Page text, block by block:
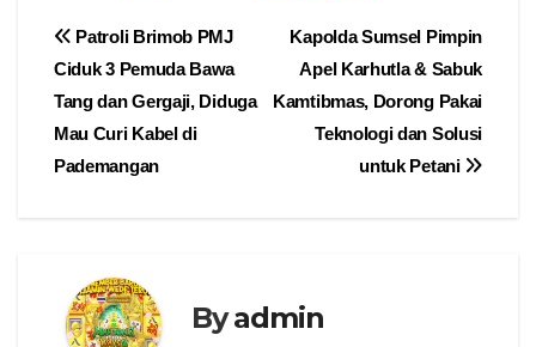
Navigasi
pos
Kapolda Sumsel Pimpin
Apel Karhutla & Sabuk
Kamtibmas, Dorong Pakai
Teknologi dan Solusi
untuk Petani
Patroli Brimob PMJ
Ciduk 3 Pemuda Bawa
Tang dan Gergaji, Diduga
Mau Curi Kabel di
Pademangan
Byadmin